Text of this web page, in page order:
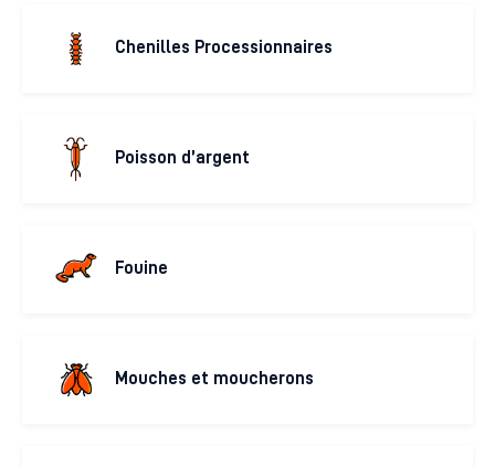
Chenilles Processionnaires
Poisson d’argent
Fouine
Mouches et moucherons